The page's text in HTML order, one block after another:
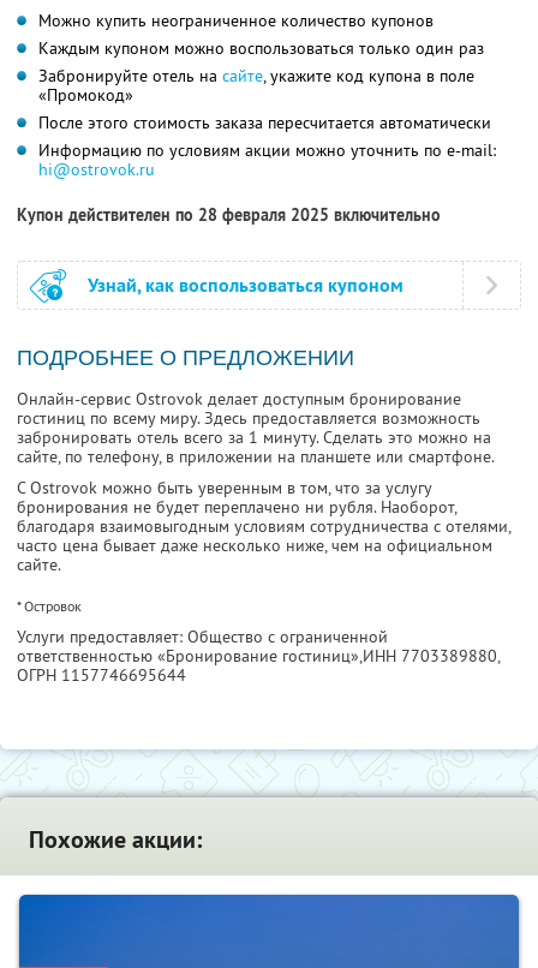
Можно купить неограниченное количество купонов
Каждым купоном можно воспользоваться только один раз
Забронируйте отель на сайте, укажите код купона в поле
«Промокод»
После этого стоимость заказа пересчитается автоматически
Информацию по условиям акции можно уточнить по e-mail:
hi@ostrovok.ru
Купон действителен по 28 февраля 2025 включительно
Узнай, как воспользоваться купоном
ПОДРОБНЕЕ О ПРЕДЛОЖЕНИИ
Онлайн-сервис Ostrovok делает доступным бронирование
гостиниц по всему миру. Здесь предоставляется возможность
забронировать отель всего за 1 минуту. Сделать это можно на
сайте, по телефону, в приложении на планшете или смартфоне.
С Ostrovok можно быть уверенным в том, что за услугу
бронирования не будет переплачено ни рубля. Наоборот,
благодаря взаимовыгодным условиям сотрудничества с отелями,
часто цена бывает даже несколько ниже, чем на официальном
сайте.
* Островок
Услуги предоставляет: Общество с ограниченной
ответственностью «Бронирование гостиниц»,ИНН 7703389880,
ОГРН 1157746695644
Похожие акции: